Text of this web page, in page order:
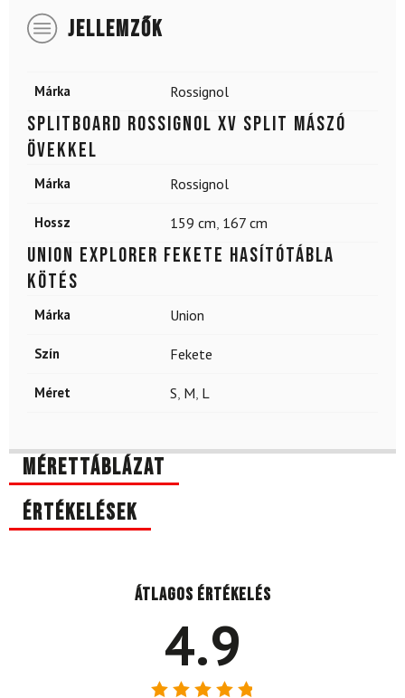
JELLEMZŐK
Márka Rossignol
Splitboard ROSSIGNOL XV Split mászó
övekkel
Márka Rossignol
Hossz 159 cm 167 cm
UNION Explorer Fekete hasítótábla
kötés
Márka Union
Szín Fekete
Méret S M L
Mérettáblázat
Értékelések
Átlagos értékelés
4.9